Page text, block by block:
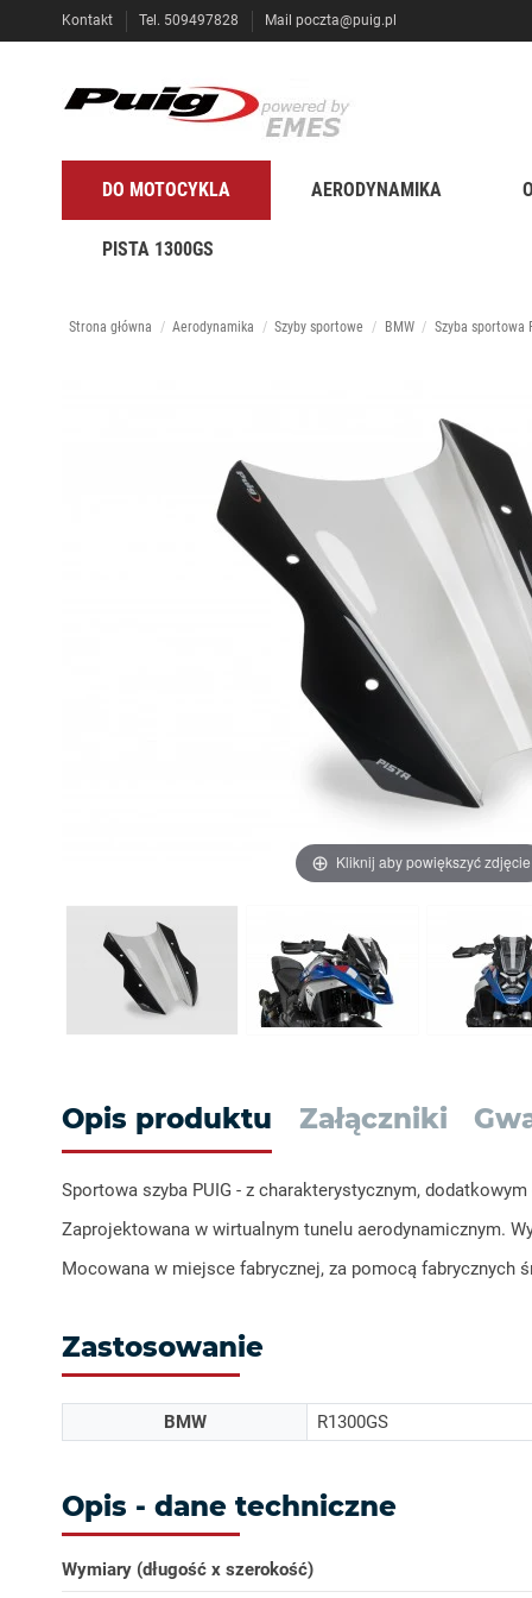
Kontakt Tel. 509497828 Mail poczta@puig.pl
DO MOTOCYKLA AERODYNAMIKA
PISTA 1300GS
Strona główna Aerodynamika Szyby sportowe BMW Szyba sportowa
Kliknij aby powiększyć zdjęcie
Opis produktu Załączniki
Sportowa szyba PUIG - z charakterystycznym,
Zaprojektowana w wirtualnym tunelu aerodynamicznym.
Mocowana w miejsce fabrycznej, za pomocą fabrycznych
Zastosowanie
BMW R1300GS
Opis - dane techniczne
Wymiary (długość x szerokość)